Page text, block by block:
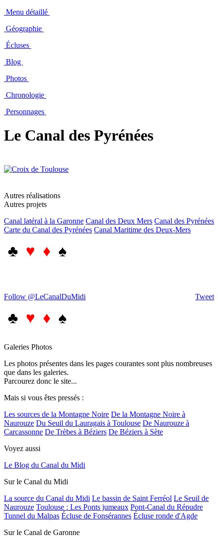
Menu détaillé
Géographie
Écluses
Blog
Photos
Chronologie
Personnages
Le Canal des Pyrénées
Autres réalisations
Autres projets
Canal latéral à la Garonne Canal des Deux Mers Canal des Pyrénées
Carte du Canal des Pyrénées Canal Maritime des Deux-Mers
♣ ♥ ♦ ♠
Tweet
Follow @LeCanalDuMidi
♣ ♥ ♦ ♠
Galeries Photos
Les photos présentes dans les pages courantes sont plus nombreuses
que dans les galeries.
Parcourez donc le site...
Mais si vous êtes pressés :
Les sources de la Montagne Noire De la Montagne Noire à
Naurouze Du Seuil du Lauragais à Toulouse De Naurouze à
Carcassonne De Trèbes à Béziers De Béziers à Sète
Voyez aussi
Le Blog du Canal du Midi
Sur le Canal du Midi
La source du Canal du Midi Le bassin de Saint Ferréol Le Seuil de
Naurouze Toulouse : Les Ponts jumeaux Pont-Canal du Répudre
Tunnel du Malpas Écluse de Fonsérannes Écluse ronde d'Agde
Sur le Canal de Garonne